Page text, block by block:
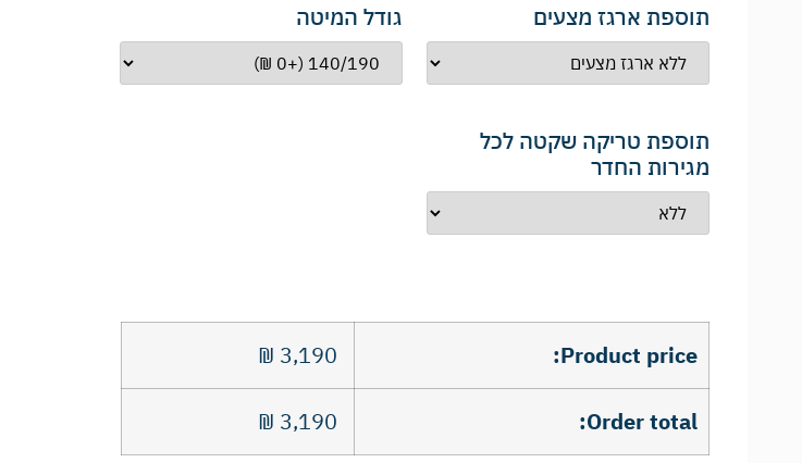
תוספת ארגז מצעים גודל המיטה
תוספת טריקה שקטה לכל
מגירות החדר
Product price:
3,190
₪
Order total:
3,190
₪